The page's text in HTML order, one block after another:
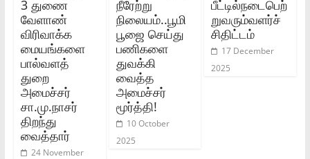
3 துணை
வேளாண்
விரிவாக்க
மையங்களை
பால்வளத்
துறை
அமைச்சர்
சா.மு.நாசர்
திறந்து
வைத்தார்
24 November
நீரேற்று
நிலையம்..பூமி
பூஜை செய்து
பணிகளை
துவக்கி
வைத்த
அமைச்சர்
மூர்த்தி!
10 October
2025
பீட்டில்நடைபெற்
றுவரும்வளர்ச்
சிதிட்டம்
17 December
2025